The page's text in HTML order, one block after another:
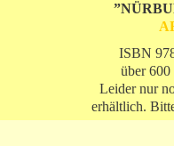
ISBN
über 600
Leider nur
erhältlich.